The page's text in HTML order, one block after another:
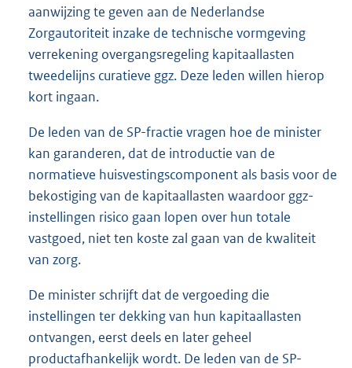
aanwijzing te geven aan de Nederlandse
Zorgautoriteit inzake de technische vormgeving
verrekening overgangsregeling kapitaallasten
tweedelijns curatieve ggz. Deze leden willen hierop
kort ingaan.
De leden van de SP-fractie vragen hoe de minister
kan garanderen, dat de introductie van de
normatieve huisvestingscomponent als basis voor de
bekostiging van de kapitaallasten waardoor ggz-
instellingen risico gaan lopen over hun totale
vastgoed, niet ten koste zal gaan van de kwaliteit
van zorg.
De minister schrijft dat de vergoeding die
instellingen ter dekking van hun kapitaallasten
ontvangen, eerst deels en later geheel
productafhankelijk wordt. De leden van de SP-